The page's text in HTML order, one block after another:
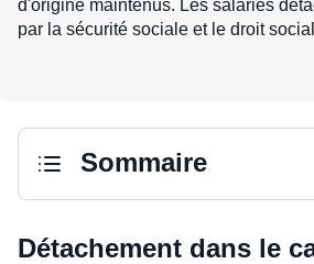
d'origine maintenus. Les salariés
par la sécurité sociale et le droit
Sommaire
Détachement dans le